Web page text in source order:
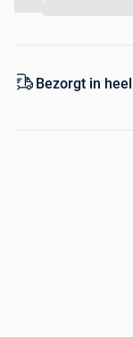
Bezorgt in